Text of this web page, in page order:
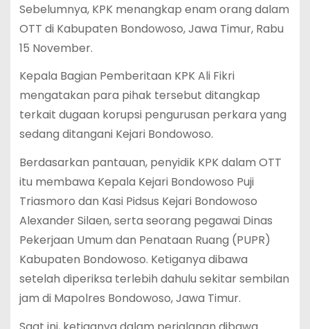
Sebelumnya, KPK menangkap enam orang dalam
OTT di Kabupaten Bondowoso, Jawa Timur, Rabu
15 November.
Kepala Bagian Pemberitaan KPK Ali Fikri
mengatakan para pihak tersebut ditangkap
terkait dugaan korupsi pengurusan perkara yang
sedang ditangani Kejari Bondowoso.
Berdasarkan pantauan, penyidik KPK dalam OTT
itu membawa Kepala Kejari Bondowoso Puji
Triasmoro dan Kasi Pidsus Kejari Bondowoso
Alexander Silaen, serta seorang pegawai Dinas
Pekerjaan Umum dan Penataan Ruang (PUPR)
Kabupaten Bondowoso. Ketiganya dibawa
setelah diperiksa terlebih dahulu sekitar sembilan
jam di Mapolres Bondowoso, Jawa Timur.